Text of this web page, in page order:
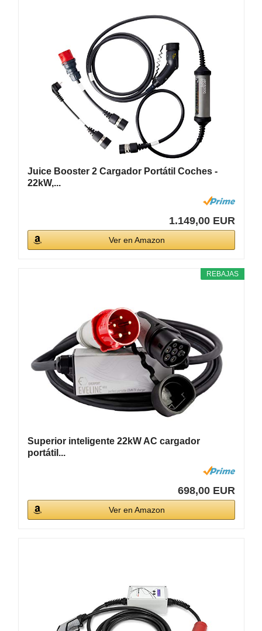
Juice Booster 2 Cargador Portátil Coches -
22kW,...
1.149,00 EUR
Ver en Amazon
REBAJAS
Superior inteligente 22kW AC cargador
portátil...
698,00 EUR
Ver en Amazon